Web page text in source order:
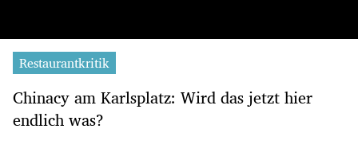
Restaurantkritik
Chinacy am Karlsplatz: Wird das jetzt hier
endlich was?